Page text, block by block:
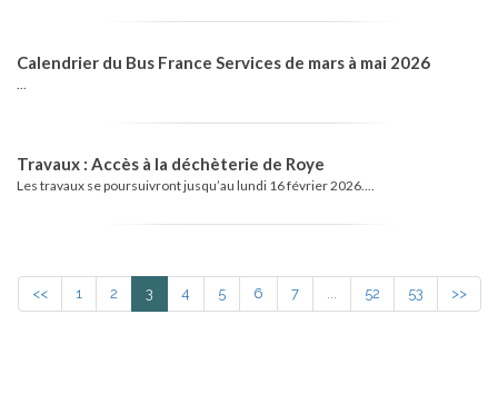
Calendrier du Bus France Services de mars à mai 2026
...
Travaux : Accès à la déchèterie de Roye
Les travaux se poursuivront jusqu’au lundi 16 février 2026....
<< 1 2 3 4 5 6 7 ... 52 53 >>